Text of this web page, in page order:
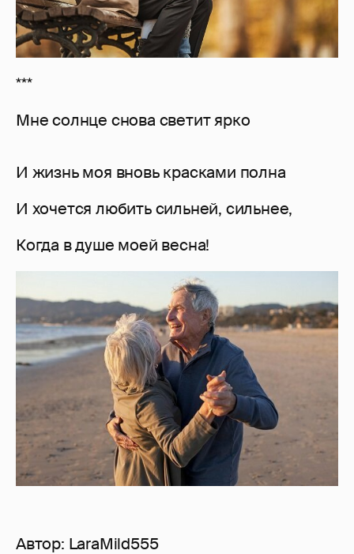
***
Мне солнце снова светит ярко
И жизнь моя вновь красками полна
И хочется любить сильней, сильнее,
Когда в душе моей весна!
Автор: LaraMild555